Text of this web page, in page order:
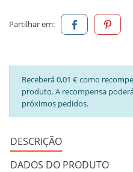
Partilhar em:
Receberá 0,01 € como
produto. A recompensa
próximos pedidos.
DESCRIÇÃO
DADOS DO PRODUTO